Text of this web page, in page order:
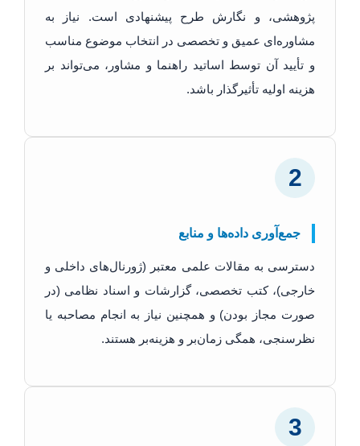
پژوهشی، و نگارش طرح پیشنهادی است. نیاز به
مشاوره‌ای عمیق و تخصصی در انتخاب موضوع مناسب
و تأیید آن توسط اساتید راهنما و مشاور، می‌تواند بر
هزینه اولیه تأثیرگذار باشد.
2
جمع‌آوری داده‌ها و منابع
دسترسی به مقالات علمی معتبر (ژورنال‌های داخلی و
خارجی)، کتب تخصصی، گزارشات و اسناد نظامی (در
صورت مجاز بودن) و همچنین نیاز به انجام مصاحبه یا
نظرسنجی، همگی زمان‌بر و هزینه‌بر هستند.
3